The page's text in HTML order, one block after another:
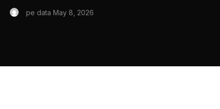
pe data May 8, 2026